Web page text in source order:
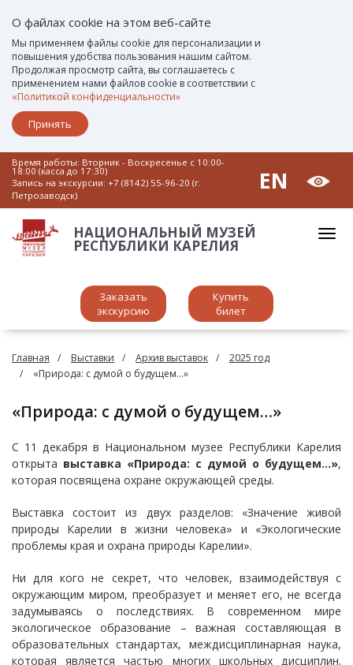
О файлах cookie на этом веб-сайте
Мы применяем файлы cookie для персонализации и
повышения удобства пользования нашим сайтом.
Продолжая просмотр сайта, вы соглашаетесь с
применением нами файлов cookie в соответствии с
«Политикой конфиденциальности»
Принять
Время работы: Вторник - Воскресенье c 10:00-
18:00 (касса до 17:30)
Запись на экскурсии: +7 (8142) 55-96-20 (г.
Петрозаводск)
EN
НАЦИОНАЛЬНЫЙ МУЗЕЙ
РЕСПУБЛИКИ КАРЕЛИЯ
Заказать
экскурсию
Купить
билет
Главная Выставки Архив выставок
2025 год
«Природа: с думой о будущем…»
«Природа: с думой о будущем…»
С 11 декабря в Национальном музее Республики Карелия
открыта выставка «Природа: с думой о будущем…»,
которая посвящена охране окружающей среды.
Выставка состоит из двух разделов: «Значение живой
природы Карелии в жизни человека» и «Экологические
проблемы края и охрана природы Карелии».
Ни для кого не секрет, что человек, взаимодействуя с
окружающим миром, преобразует и меняет его, не всегда
задумываясь о последствиях. В современном мире
экологическое образование – важная составляющая в
образовательных стандартах, междисциплинарная наука,
которая является частью многих школьных дисциплин.